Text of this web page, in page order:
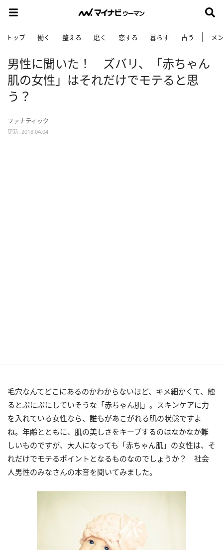
トップ 働く 整える 磨く 恋する 暮らす 占う メ
男性に聞いた！ ズバリ、「赤ちゃん
肌の女性」はそれだけでモテると思
う？
ファナティック
更新: 2018.04.04
毛穴なんてどこにあるのかわからないほど、キメ細かくて、触
るとぷにぷにしていそうな「赤ちゃん肌」。スキンケアに力
を入れている女性なら、誰もがあこがれる肌の状態ですよ
ね。年齢とともに、肌の美しさをキープするのはなかなか難
しいものですが、大人になっても「赤ちゃん肌」の女性は、そ
れだけでモテるポイントとなるものなのでしょうか？ 社会
人男性のみなさんの本音を聞いてみました。